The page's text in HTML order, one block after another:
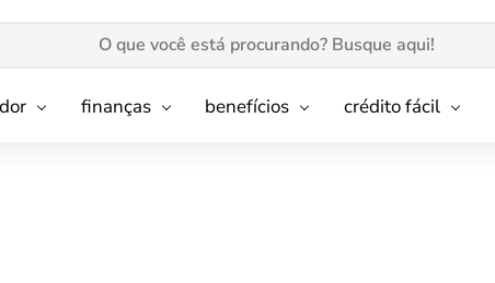
finanças benefícios crédito fácil